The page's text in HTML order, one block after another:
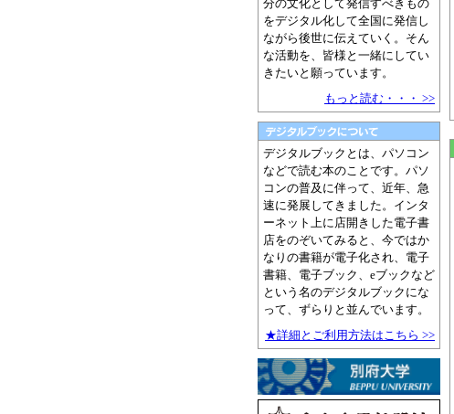
分の文化として発信すべきもの
をデジタル化して全国に発信し
ながら後世に伝えていく。そん
な活動を、皆様と一緒にしてい
きたいと願っています。
もっと読む・・・ >>
デジタルブックとは、パソコン
などで読む本のことです。パソ
コンの普及に伴って、近年、急
速に発展してきました。インタ
ーネット上に店開きした電子書
店をのぞいてみると、今ではか
なりの書籍が電子化され、電子
書籍、電子ブック、eブックなど
という名のデジタルブックにな
って、ずらりと並んでいます。
★詳細とご利用方法はこちら >>